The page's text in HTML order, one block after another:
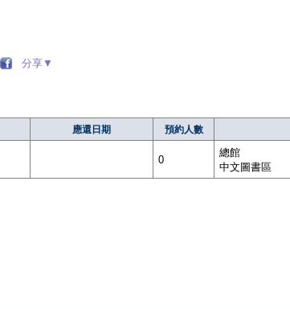
分享▼
應還日期 預約人數
0
總館
中文圖書區